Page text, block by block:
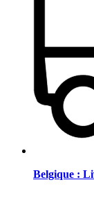
Belgique :